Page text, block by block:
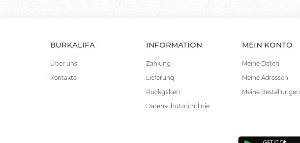
BURKALIFA
Über uns
Kontakte
INFORMATION
Zahlung
Lieferung
Rückgaben
Datenschutzrichtlinie
MEIN KONTO
Meine Daten
Meine Adressen
Meine Bestellungen